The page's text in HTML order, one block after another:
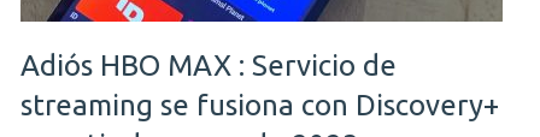
Adiós HBO MAX : Servicio de
streaming se fusiona con Discovery+